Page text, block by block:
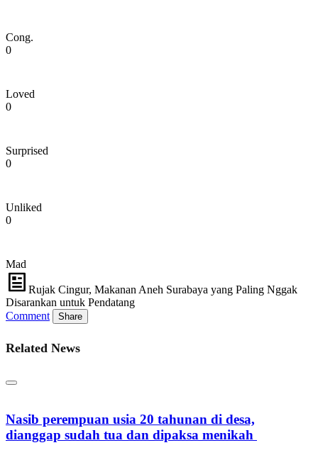
Cong.
0
Loved
0
Surprised
0
Unliked
0
Mad
Rujak Cingur, Makanan Aneh Surabaya yang Paling Nggak
Disarankan untuk Pendatang
Comment
Share
Related News
Nasib perempuan usia 20 tahunan di desa,
dianggap sudah tua dan dipaksa menikah